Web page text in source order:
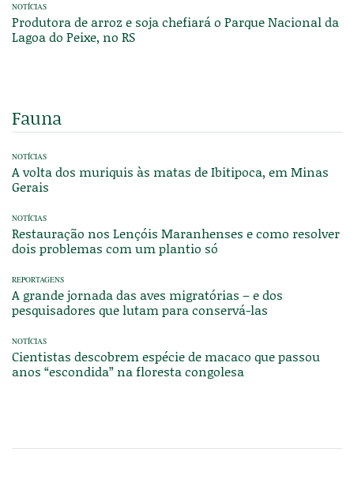
NOTÍCIAS
Produtora de arroz e soja chefiará o Parque Nacional da
Lagoa do Peixe, no RS
Fauna
NOTÍCIAS
A volta dos muriquis às matas de Ibitipoca, em Minas
Gerais
NOTÍCIAS
Restauração nos Lençóis Maranhenses e como resolver
dois problemas com um plantio só
REPORTAGENS
A grande jornada das aves migratórias – e dos
pesquisadores que lutam para conservá-las
NOTÍCIAS
Cientistas descobrem espécie de macaco que passou
anos “escondida” na floresta congolesa